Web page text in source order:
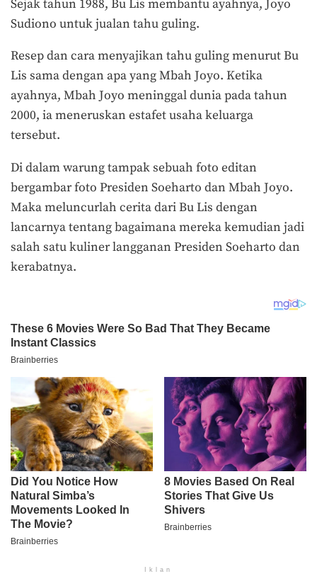
Sejak tahun 1988, Bu Lis membantu ayahnya, Joyo
Sudiono untuk jualan tahu guling.
Resep dan cara menyajikan tahu guling menurut Bu
Lis sama dengan apa yang Mbah Joyo. Ketika
ayahnya, Mbah Joyo meninggal dunia pada tahun
2000, ia meneruskan estafet usaha keluarga
tersebut.
Di dalam warung tampak sebuah foto editan
bergambar foto Presiden Soeharto dan Mbah Joyo.
Maka meluncurlah cerita dari Bu Lis dengan
lancarnya tentang bagaimana mereka kemudian jadi
salah satu kuliner langganan Presiden Soeharto dan
kerabatnya.
Iklan